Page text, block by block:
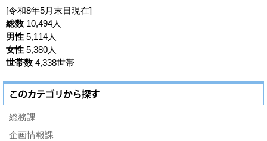
[令和8年5月末日現在]
総数 10,494人
男性 5,114人
女性 5,380人
世帯数 4,338世帯
総務課
企画情報課